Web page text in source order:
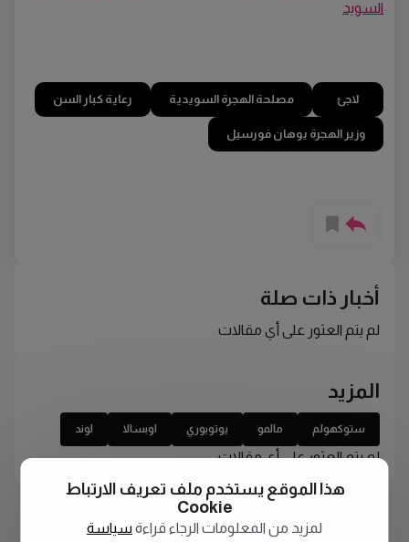
السويد
لاجئ مصلحة الهجرة السويدية رعاية كبار السن
وزير الهجرة يوهان فورسيل
أخبار ذات صلة
لم يتم العثور على أي مقالات
المزيد
ستوكهولم مالمو يوتوبوري اوبسالا لوند
لم يتم العثور على أي مقالات
هذا الموقع يستخدم ملف تعريف الارتباط
Cookie
لمزيد من المعلومات الرجاء قراءة سياسة